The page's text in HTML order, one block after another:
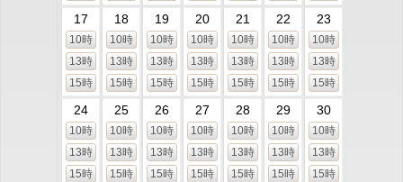
17
10時
13時
15時
18
10時
13時
15時
19
10時
13時
15時
20
10時
13時
15時
21
10時
13時
15時
22
10時
13時
15時
23
10時
13時
15時
24
10時
13時
15時
25
10時
13時
15時
26
10時
13時
15時
27
10時
13時
15時
28
10時
13時
15時
29
10時
13時
15時
30
10時
13時
15時